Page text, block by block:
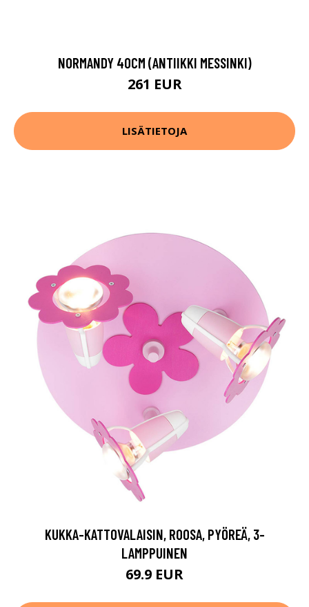
NORMANDY 40CM (ANTIIKKI MESSINKI)
261 EUR
LISÄTIETOJA
KUKKA-KATTOVALAISIN, ROOSA, PYÖREÄ, 3-
LAMPPUINEN
69.9 EUR